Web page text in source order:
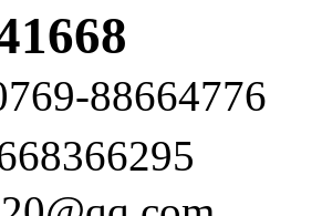
88664776